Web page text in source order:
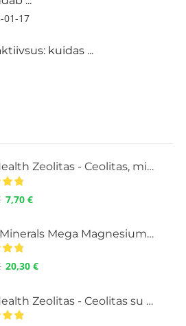
01-17
kuidas ...
KIKI Health Zeolitas - Ceolitas, milteliai, 60
7,70€
Trace Minerals Mega Magnesium 400 mg. Mineraalidega vedelik, 118 ml.
20,30€
KIKI Health Zeolitas - Ceolitas su aktyvuota anglimi, milteliai 60 g.